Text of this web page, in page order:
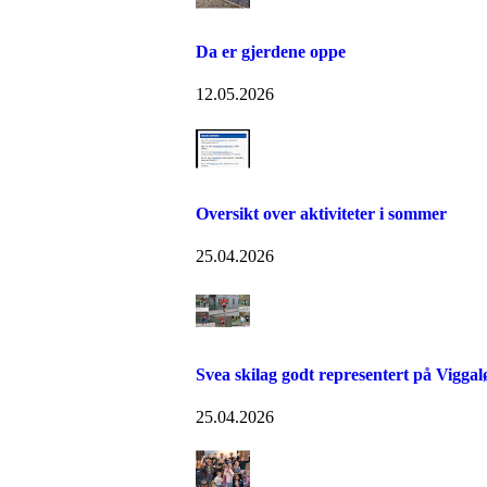
Da er gjerdene oppe
12.05.2026
Oversikt over aktiviteter i sommer
25.04.2026
Svea skilag godt representert på
25.04.2026